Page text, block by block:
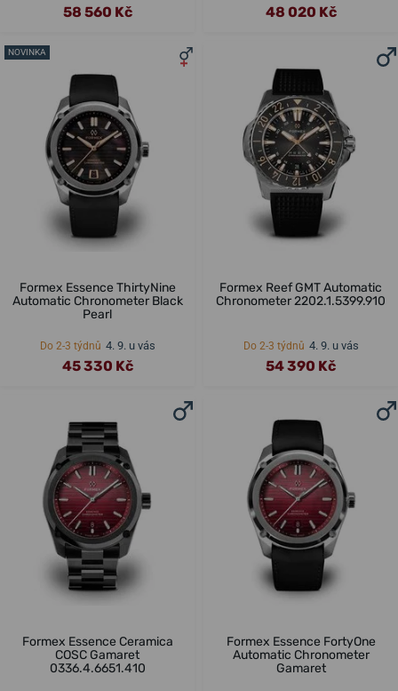
58 560 Kč 48 020 Kč
NOVINKA
Formex Essence ThirtyNine
Automatic Chronometer Black
Pearl
Do 2-3 týdnů 4. 9. u vás
45 330 Kč
Formex Reef GMT Automatic
Chronometer 2202.1.5399.910
Do 2-3 týdnů 4. 9. u vás
54 390 Kč
Formex Essence Ceramica
COSC Gamaret
0336.4.6651.410
Formex Essence FortyOne
Automatic Chronometer
Gamaret